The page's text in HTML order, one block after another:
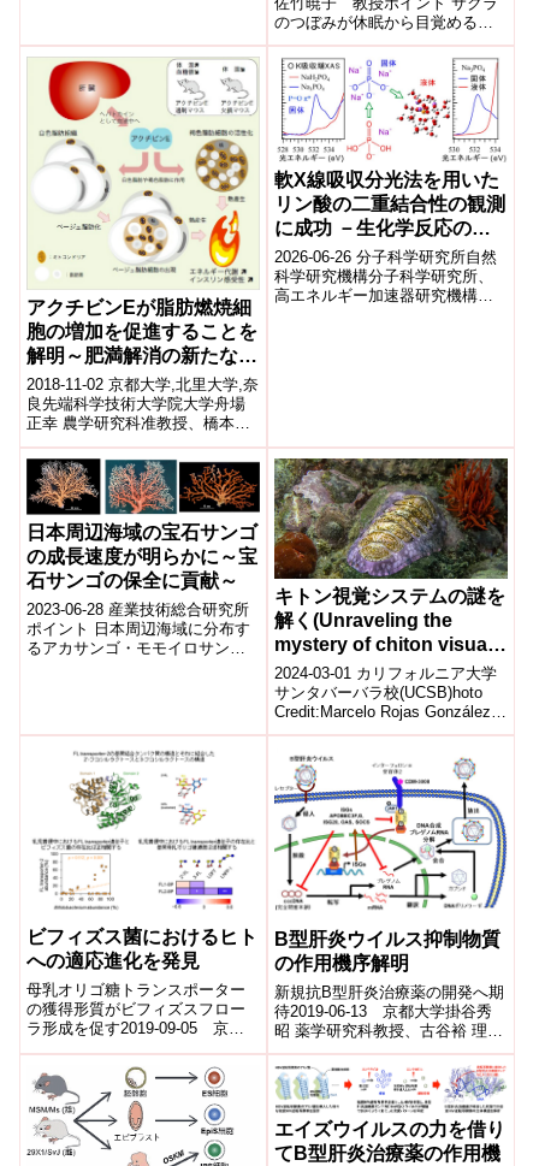
察...
のつぼみが休眠から目覚める時
期は肉眼では観察できないが、
なにか手がかりがあれば開花予
測の...
アクチビンEが脂肪燃焼細
胞の増加を促進することを
解明～肥満解消の新たなプ
レイヤーを発見～
2018-11-02 京都大学,北里大学,奈
良先端科学技術大学院大学舟場
正幸 農学研究科准教授、橋本統
北里大学准教授、栗崎晃 奈良先
端科学技術大学院大学教授ら...
軟X線吸収分光法を用いた
リン酸の二重結合性の観測
に成功 －生化学反応の詳
細なメカニズム解明に道筋
－
2026-06-26 分子科学研究所自然
科学研究機構分子科学研究所、
高エネルギー加速器研究機構
日本周辺海域の宝石サンゴ
の成長速度が明らかに～宝
石サンゴの保全に貢献～
2023-06-28 産業技術総合研究所
ポイント 日本周辺海域に分布す
るアカサンゴ・モモイロサン
キトン視覚システムの謎を
解く(Unraveling the
mystery of chiton visual
systems)
2024-03-01 カリフォルニア大学
サンタバーバラ校(UCSB)hoto
Credit:Marcelo Rojas González
via iNatura...
ビフィズス菌におけるヒト
への適応進化を発見
母乳オリゴ糖トランスポーター
の獲得形質がビフィズスフロー
ラ形成を促す2019-09-05 京都
授らの研究グループは、2’-フコ
シル...
B型肝炎ウイルス抑制物質
の作用機序解明
新規抗B型肝炎治療薬の開発へ期
待2019-06-13 京都大学掛谷秀
昭 薬学研究科教授、古谷裕 理化
学研究所上級研究員、小嶋聡一
同ユニットリーダーらの研究グ
ル...
エイズウイルスの力を借り
てB型肝炎治療薬の作用機